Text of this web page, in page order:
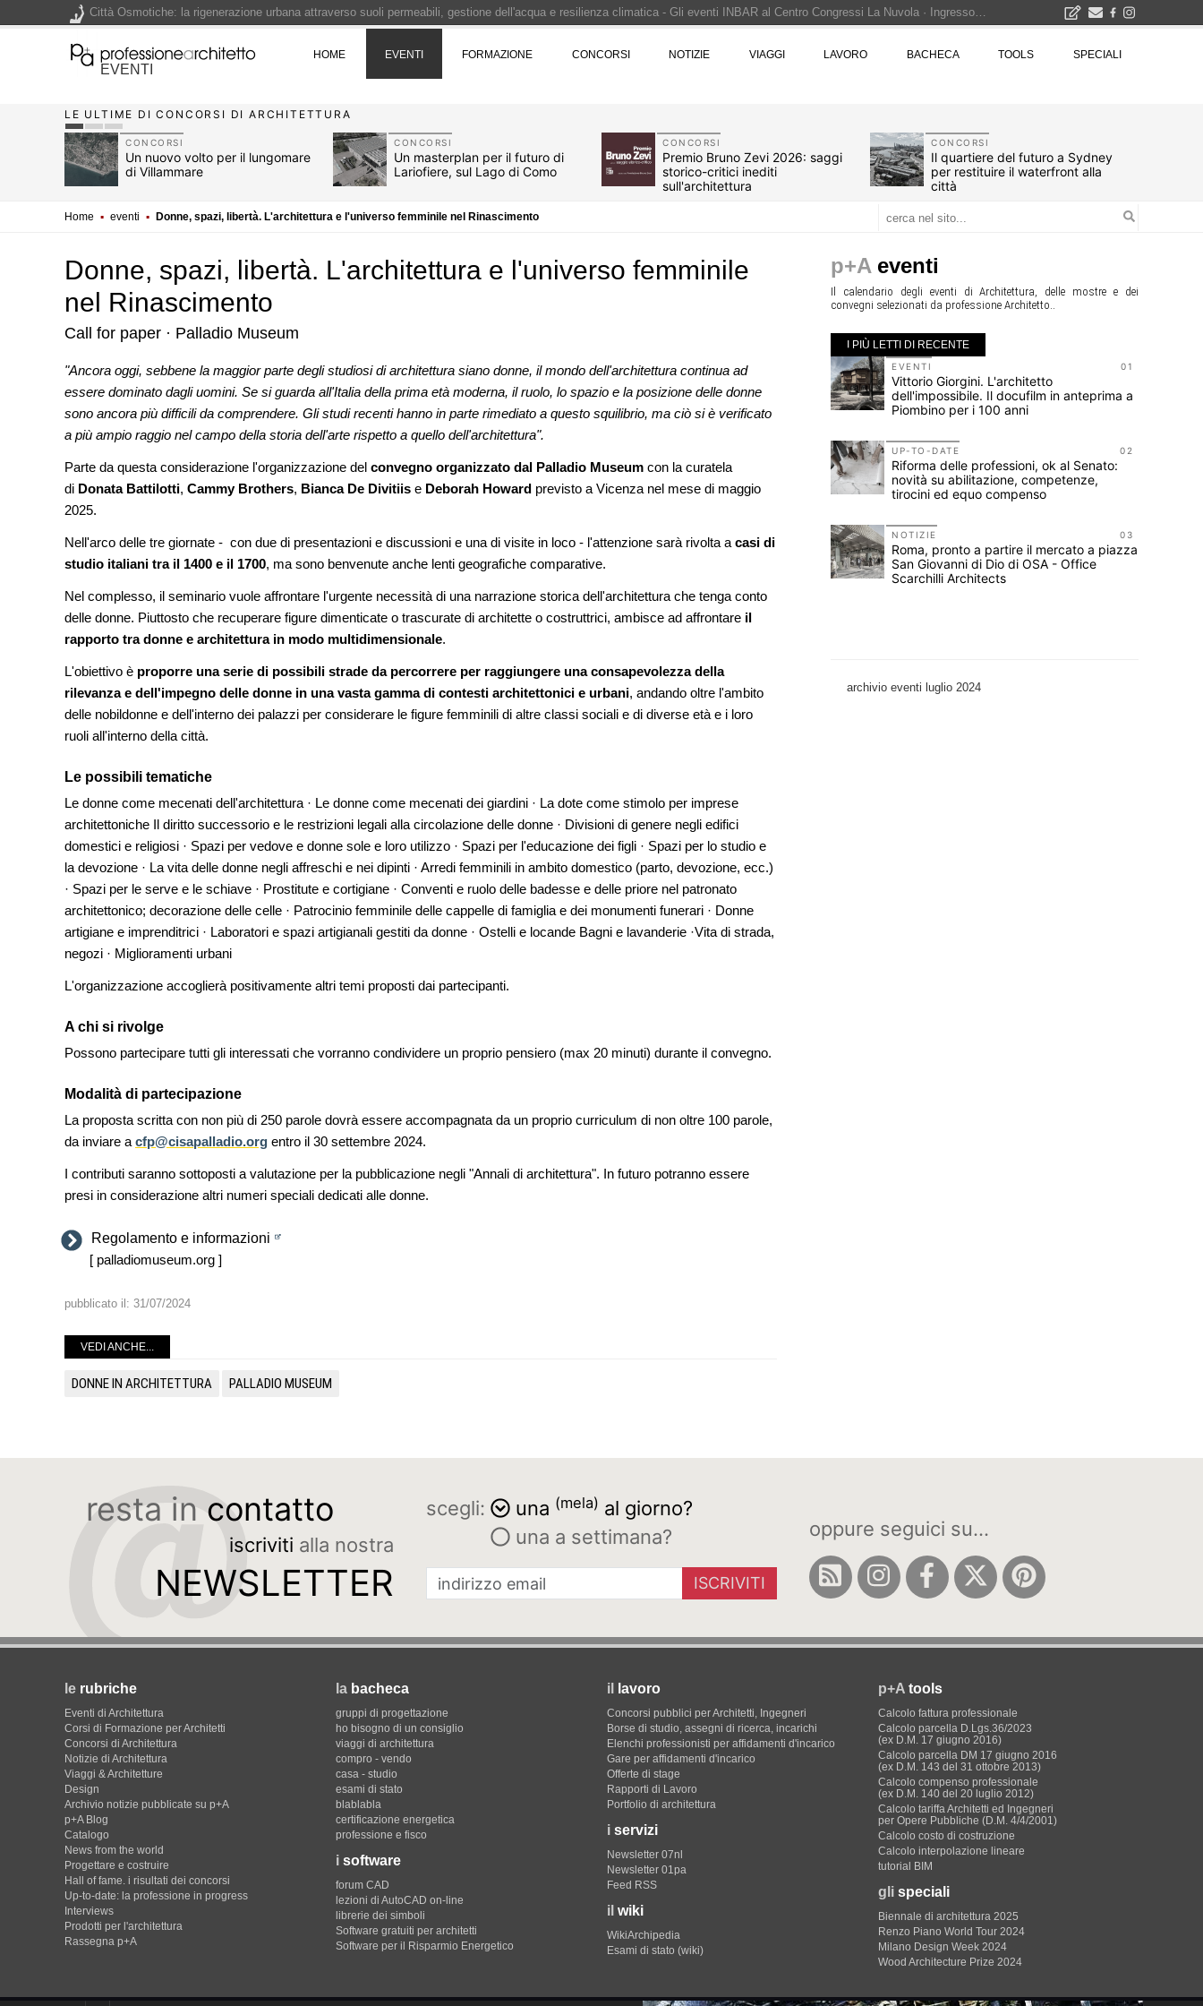
EVENTI
HOME EVENTI FORMAZIONE CONCORSI NOTIZIE VIAGGI LAVORO BACHECA TOOLS SPECIALI
LE ULTIME DI CONCORSI DI ARCHITETTURA
CONCORSI
Un nuovo volto per il lungomare
di Villammare
CONCORSI
Un masterplan per il futuro di
Lariofiere, sul Lago di Como
CONCORSI
Premio Bruno Zevi 2026: saggi
storico-critici inediti
sull'architettura
CONCORSI
Il quartiere del futuro a Sydney
per restituire il waterfront alla
città
Home ▪ eventi ▪ Donne, spazi, libertà. L'architettura e l'universo femminile nel Rinascimento
Donne, spazi, libertà. L'architettura e l'universo femminile
nel Rinascimento
Call for paper · Palladio Museum
"Ancora oggi, sebbene la maggior parte degli studiosi di architettura siano donne, il mondo dell'architettura continua ad
essere dominato dagli uomini. Se si guarda all'Italia della prima età moderna, il ruolo, lo spazio e la posizione delle donne
sono ancora più difficili da comprendere. Gli studi recenti hanno in parte rimediato a questo squilibrio, ma ciò si è verificato
a più ampio raggio nel campo della storia dell'arte rispetto a quello dell'architettura".
Parte da questa considerazione l'organizzazione del convegno organizzato dal Palladio Museum con la curatela
di Donata Battilotti, Cammy Brothers, Bianca De Divitiis e Deborah Howard previsto a Vicenza nel mese di maggio
2025.
Nell'arco delle tre giornate - con due di presentazioni e discussioni e una di visite in loco - l'attenzione sarà rivolta a casi di
studio italiani tra il 1400 e il 1700, ma sono benvenute anche lenti geografiche comparative.
Nel complesso, il seminario vuole affrontare l'urgente necessità di una narrazione storica dell'architettura che tenga conto
delle donne. Piuttosto che recuperare figure dimenticate o trascurate di architette o costruttrici, ambisce ad affrontare il
rapporto tra donne e architettura in modo multidimensionale.
L'obiettivo è proporre una serie di possibili strade da percorrere per raggiungere una consapevolezza della
rilevanza e dell'impegno delle donne in una vasta gamma di contesti architettonici e urbani, andando oltre l'ambito
delle nobildonne e dell'interno dei palazzi per considerare le figure femminili di altre classi sociali e di diverse età e i loro
ruoli all'interno della città.
Le possibili tematiche
Le donne come mecenati dell'architettura · Le donne come mecenati dei giardini · La dote come stimolo per imprese
architettoniche Il diritto successorio e le restrizioni legali alla circolazione delle donne · Divisioni di genere negli edifici
domestici e religiosi · Spazi per vedove e donne sole e loro utilizzo · Spazi per l'educazione dei figli · Spazi per lo studio e
la devozione · La vita delle donne negli affreschi e nei dipinti · Arredi femminili in ambito domestico (parto, devozione, ecc.)
· Spazi per le serve e le schiave · Prostitute e cortigiane · Conventi e ruolo delle badesse e delle priore nel patronato
architettonico; decorazione delle celle · Patrocinio femminile delle cappelle di famiglia e dei monumenti funerari · Donne
artigiane e imprenditrici · Laboratori e spazi artigianali gestiti da donne · Ostelli e locande Bagni e lavanderie ·Vita di strada,
negozi · Miglioramenti urbani
L'organizzazione accoglierà positivamente altri temi proposti dai partecipanti.
A chi si rivolge
Possono partecipare tutti gli interessati che vorranno condividere un proprio pensiero (max 20 minuti) durante il convegno.
Modalità di partecipazione
La proposta scritta con non più di 250 parole dovrà essere accompagnata da un proprio curriculum di non oltre 100 parole,
da inviare a cfp@cisapalladio.org entro il 30 settembre 2024.
I contributi saranno sottoposti a valutazione per la pubblicazione negli "Annali di architettura". In futuro potranno essere
presi in considerazione altri numeri speciali dedicati alle donne.
Regolamento e informazioni
[ palladiomuseum.org ]
pubblicato il: 31/07/2024
VEDI ANCHE...
DONNE IN ARCHITETTURA PALLADIO MUSEUM
p+A eventi
Il calendario degli eventi di Architettura, delle mostre e dei
convegni selezionati da professione Architetto..
I PIÙ LETTI DI RECENTE
07
NOTIZIE
Tashkent modernista è sito Unesco: dieci
architetture nella World Heritage List
08
CONCORSI
Villammare
polifunzionale di BolognaFiere firmato
Mario Cucinella Architects
CONCORSI
caarpa: due progetti sul mare tra
Sardegna e Genova
Premio Bruno Zevi 2026: saggi storico-
critici inediti sull'architettura
01
EVENTI
Vittorio Giorgini. L'architetto
dell'impossibile. Il docufilm in anteprima a
Piombino per i 100 anni
02
UP-TO-DATE
Riforma delle professioni, ok al Senato:
novità su abilitazione, competenze,
tirocini ed equo compenso
03
NOTIZIE
Roma, pronto a partire il mercato a piazza
San Giovanni di Dio di OSA - Office
Scarchilli Architects
archivio eventi luglio 2024
resta in contatto
iscriviti alla nostra
NEWSLETTER
scegli: una (mela) al giorno?
una a settimana?
ISCRIVITI
oppure seguici su...
le rubriche
Eventi di Architettura
Corsi di Formazione per Architetti
Concorsi di Architettura
Notizie di Architettura
Viaggi & Architetture
Design
Archivio notizie pubblicate su p+A
p+A Blog
Catalogo
News from the world
Progettare e costruire
Hall of fame. i risultati dei concorsi
Up-to-date: la professione in progress
Interviews
Prodotti per l'architettura
Rassegna p+A
la bacheca
gruppi di progettazione
ho bisogno di un consiglio
viaggi di architettura
compro - vendo
casa - studio
esami di stato
blablabla
certificazione energetica
professione e fisco
i software
forum CAD
lezioni di AutoCAD on-line
librerie dei simboli
Software gratuiti per architetti
Software per il Risparmio Energetico
il lavoro
Concorsi pubblici per Architetti, Ingegneri
Borse di studio, assegni di ricerca, incarichi
Elenchi professionisti per affidamenti d'incarico
Gare per affidamenti d'incarico
Offerte di stage
Rapporti di Lavoro
Portfolio di architettura
i servizi
Newsletter 07nl
Newsletter 01pa
Feed RSS
il wiki
WikiArchipedia
Esami di stato (wiki)
p+A tools
Calcolo fattura professionale
Calcolo parcella D.Lgs.36/2023
(ex D.M. 17 giugno 2016)
Calcolo parcella DM 17 giugno 2016
(ex D.M. 143 del 31 ottobre 2013)
Calcolo compenso professionale
(ex D.M. 140 del 20 luglio 2012)
Calcolo tariffa Architetti ed Ingegneri
per Opere Pubbliche (D.M. 4/4/2001)
Calcolo costo di costruzione
Calcolo interpolazione lineare
tutorial BIM
gli speciali
Biennale di architettura 2025
Renzo Piano World Tour 2024
Milano Design Week 2024
Wood Architecture Prize 2024
Città Osmotiche: la rigenerazione urbana attraverso suoli permeabili, gestione dell'acqua e resilienza climatica - Gli eventi INBAR al Centro Congressi La Nuvola · Ingresso gratuito
L'obbligo di aggiornamento del Psc non decade se il cantiere è fermo - La pronuncia della Corte di Cassazione
Un masterplan per il futuro di Lariofiere, sul Lago di Como - Concorso di idee · Al vincitore un premio di 5.000 euro